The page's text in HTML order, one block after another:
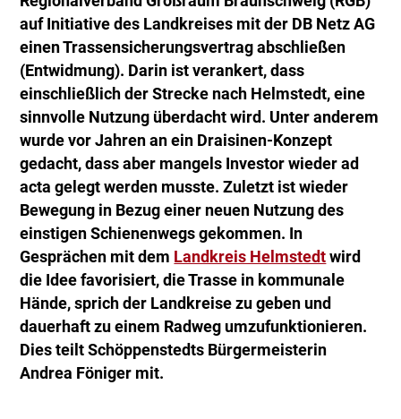
auf Initiative des Landkreises mit der DB Netz AG
einen Trassensicherungsvertrag abschließen
(Entwidmung). Darin ist verankert, dass
einschließlich der Strecke nach Helmstedt, eine
sinnvolle Nutzung überdacht wird. Unter anderem
wurde vor Jahren an ein Draisinen-Konzept
gedacht, dass aber mangels Investor wieder ad
acta gelegt werden musste. Zuletzt ist wieder
Bewegung in Bezug einer neuen Nutzung des
einstigen Schienenwegs gekommen. In
Gesprächen mit dem Landkreis Helmstedt wird
die Idee favorisiert, die Trasse in kommunale
Hände, sprich der Landkreise zu geben und
dauerhaft zu einem Radweg umzufunktionieren.
Dies teilt Schöppenstedts Bürgermeisterin
Andrea Föniger mit.